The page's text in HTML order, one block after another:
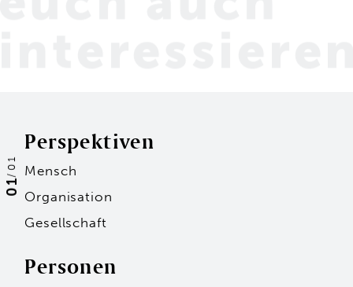
01
/
01
Perspektiven
Mensch
Organisation
Gesellschaft
Personen